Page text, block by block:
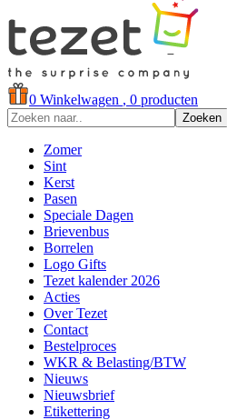
0 Winkelwagen , 0 producten
Zoeken
Zomer
Sint
Kerst
Pasen
Speciale Dagen
Brievenbus
Borrelen
Logo Gifts
Tezet kalender 2026
Acties
Over Tezet
Contact
Bestelproces
WKR & Belasting/BTW
Nieuws
Nieuwsbrief
Etikettering